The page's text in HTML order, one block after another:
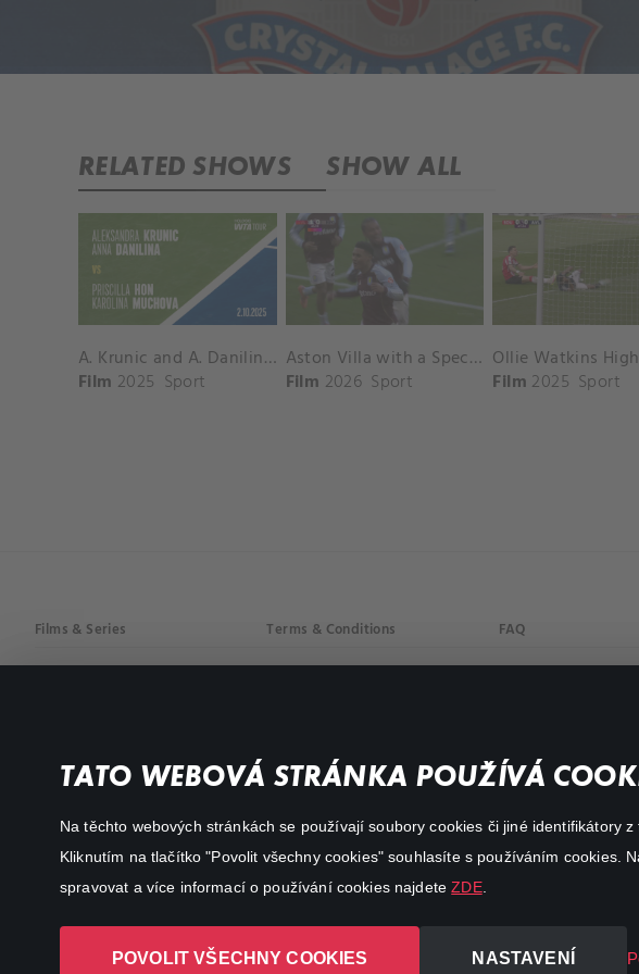
TATO WEBOVÁ STRÁNKA POUŽÍVÁ
Na těchto webových stránkách se používají soubory cookies či jiné identifikátory
Kliknutím na tlačítko "Povolit všechny cookies" souhlasíte s používáním cookies.
spravovat a více informací o používání cookies najdeteZDE.
POVOLIT VŠECHNY COOKIES NASTAVENÍ
RELATED SHOWS SHOW ALL
A. Krunic and A. Danilina vs. P. Hon and K. Muchova Match Highlights - BEIJING_Capital Group Diamond ( October 02, 2025)
Film 2025 Sport
Aston Villa with a Spectacular Goal vs. Nottingham Forest
Film 2026 Sport
Film 2025 Sport
Films & Series
Action
Terms & Conditions FAQ